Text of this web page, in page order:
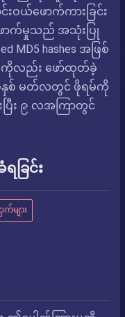
းဝယ်ဖောက်ကားခြင်း
ာက်မှုသည် အသုံးပြု
MD5 hashes အဖြစ်
ကိုလည်း ဖော်ထုတ်ခဲ့
နှစ် မတ်လတွင် ဖိုရမ်ကို
ပြီး ၉ လအကြာတွင်
ြင်း
က်များ